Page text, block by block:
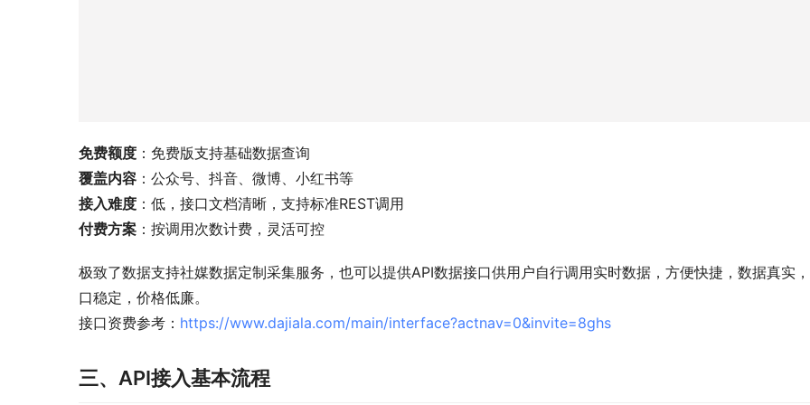
免费额度 ：免费版支持基础数据查询
覆盖内容 ：公众号、抖音、微博、小红书等
接入难度 ：低，接口文档清晰，支持标准REST调用
付费方案 ：按调用次数计费，灵活可控
极致了数据支持社媒数据定制采集服务，也可以提供API数据接口供用户自行调用实时数据，方便快捷，数据真实
口稳定，价格低廉。
接口资费参考： https://www.dajiala.com/main/interface?actnav=0&invite=8ghs
三、API接入基本流程